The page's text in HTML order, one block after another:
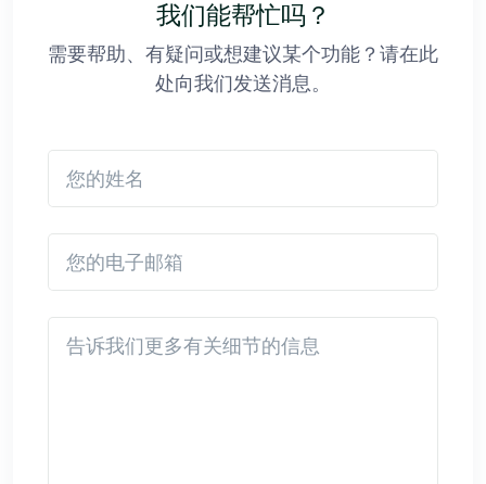
我们能帮忙吗？
需要帮助、有疑问或想建议某个功能？请在此
处向我们发送消息。